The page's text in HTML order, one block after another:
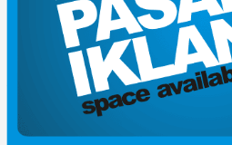
TENTANG KAMI
FORM PENGADUAN